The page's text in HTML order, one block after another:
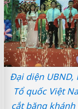
Đại diện UBND,
Tổ quốc Việt
cắt băng